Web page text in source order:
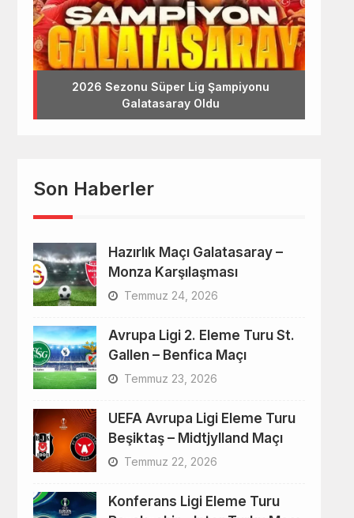
2026 Sezonu Süper Lig Şampiyonu
Galatasaray Oldu
Son Haberler
Hazırlık Maçı Galatasaray –
Monza Karşılaşması
Temmuz 24, 2026
Avrupa Ligi 2. Eleme Turu St.
Gallen – Benfica Maçı
Temmuz 23, 2026
UEFA Avrupa Ligi Eleme Turu
Beşiktaş – Midtjylland Maçı
Temmuz 22, 2026
Konferans Ligi Eleme Turu